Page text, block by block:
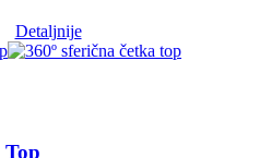
Detaljnije
Top